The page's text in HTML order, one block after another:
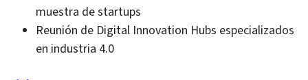
muestra de startups
Reunión de Digital Innovation Hubs especializados
en industria 4.0